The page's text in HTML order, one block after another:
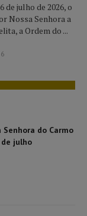
julho de 2026, o
Nossa Senhora a
a Ordem do ...
do Carmo
de julho